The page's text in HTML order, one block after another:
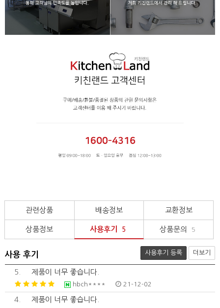
관련상품 배송정보 교환정보
상품정보 사용후기 5 상품문의 5
사용 후기 사용후기 등록 더보기
5. 제품이 너무 좋습니다.
hbch**** 21-12-02
4. 제품이 너무 좋습니다.